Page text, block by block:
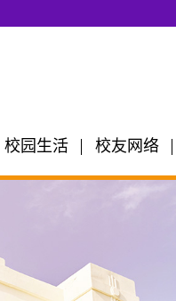
校园生活 校友网络